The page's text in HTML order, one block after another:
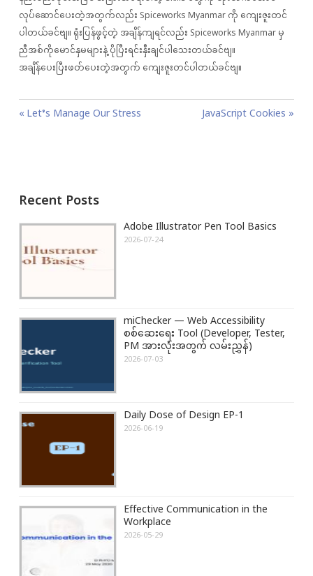
လုပ်ဆောင်ပေးတဲ့အတွက်လည်း Spiceworks Myanmar ကို ကျေးဇူးတင်
ပါတယ်ခင်ဗျ။ ရုံးပြန်ဖွင့်တဲ့ အချိန်ကျရင်လည်း Spiceworks Myanmar မှ
ညီအစ်ကိုမောင်နှမများနဲ့ ပိုပြီးရင်းနှီးချင်ပါသေးတယ်ခင်ဗျ။
အချိန်ပေးပြီးဖတ်ပေးတဲ့အတွက် ကျေးဇူးတင်ပါတယ်ခင်ဗျ။
P
a
v
g
a
i
o
P
o
u
P
o
t
:
Let’s Manage Our Stress
N
s
t
JavaScript Cookies
Recent Posts
Adobe Illustrator Pen Tool Basics
2026-07-24
miChecker — Web Accessibility
စစ်ဆေးရေး Tool (Developer, Tester,
PM အားလုံးအတွက် လမ်းညွှန်)
2026-07-03
Daily Dose of Design EP-1
2026-06-19
Effective Communication in the
Workplace
2026-05-29